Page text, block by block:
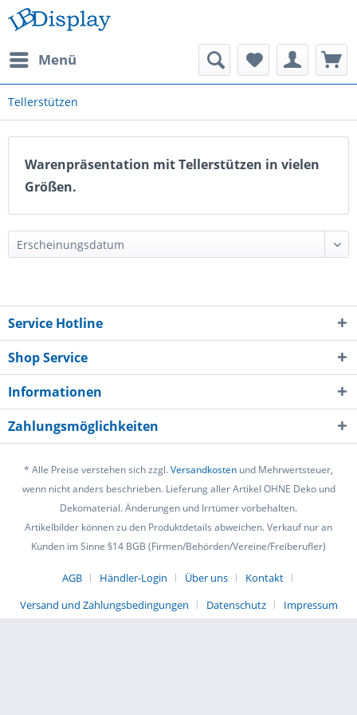
Menü
Tellerstützen
Warenpräsentation mit Tellerstützen in vielen
Größen.
Service Hotline
Shop Service
Informationen
Zahlungsmöglichkeiten
* Alle Preise verstehen sich zzgl.Versandkosten und Mehrwertsteuer,
wenn nicht anders beschrieben. Lieferung aller Artikel OHNE Deko und
Dekomaterial. Änderungen und Irrtümer vorbehalten.
Artikelbilder können zu den Produktdetails abweichen. Verkauf nur an
Kunden im Sinne §14 BGB (Firmen/Behörden/Vereine/Freiberufler)
AGB Händler-Login Über uns
Kontakt
Versand und Zahlungsbedingungen
Datenschutz Impressum